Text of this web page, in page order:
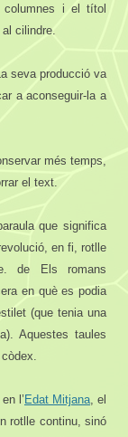
i el títol
al cilindre.
seva producció va
a aconseguir-la a
més temps,
el text.
que significa
en fi, rotlle
de
Els romans
en què es podia
(que tenia una
Aquestes taules
l’ Edat Mitjana, el
rotlle continu, sinó